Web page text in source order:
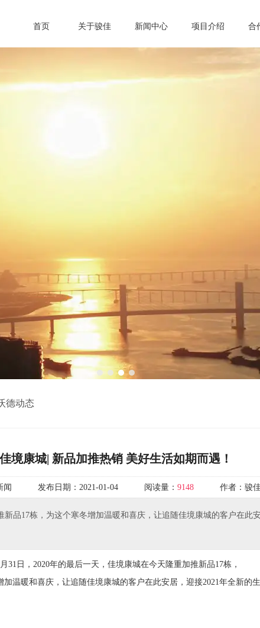
首页 关于骏佳 新闻中心 项目介绍 合
德动态
佳境康城| 新品加推热销 美好生活如期而遇！
闻 发布日期： 2021-01-04 阅读量： 9148 作者： 骏
新品17栋，为这个寒冬增加温暖和喜庆，让追随佳境康城的客户在此
31日，2020年的最后一天，佳境康城在今天隆重加推新品17栋，
加温暖和喜庆，让追随佳境康城的客户在此安居，迎接2021年全新的生